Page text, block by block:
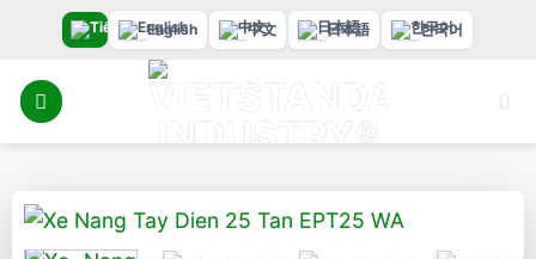
nội
dung
English 中文 日本語 한국어